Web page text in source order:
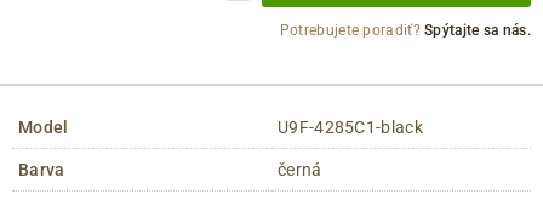
Potrebujete poradiť?Spýtajte sa nás.
Model U9F-4285C1-black
Barva černá